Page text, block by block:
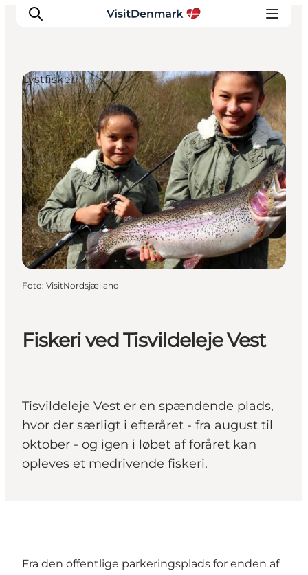
Inspiration
Destinationer
Oplevelser
Overnatning
Planlæg ferien
Fiskeri ved Tisvildeleje Vest
Tisvildeleje Vest er en spændende plads,
hvor der særligt i efteråret - fra august til
oktober - og igen i løbet af foråret kan
opleves et medrivende fiskeri.
Lystfiskeri
Foto: VisitNordsjælland
Fra den offentlige parkeringsplads for enden af